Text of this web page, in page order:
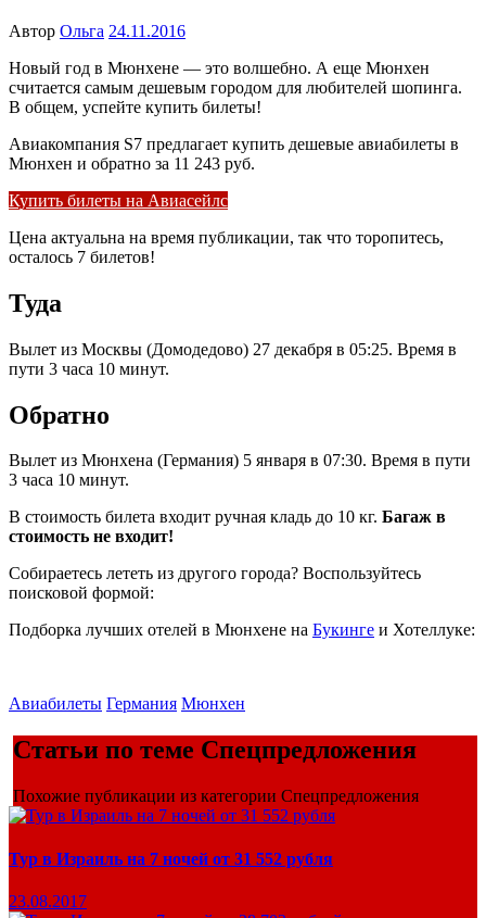
Автор Ольга 24.11.2016
Новый год в Мюнхене — это волшебно. А еще Мюнхен
считается самым дешевым городом для любителей шопинга.
В общем, успейте купить билеты!
Авиакомпания S7 предлагает купить дешевые авиабилеты в
Мюнхен и обратно за 11 243 руб.
Купить билеты на Авиасейлс
Цена актуальна на время публикации, так что торопитесь,
осталось 7 билетов!
Туда
Вылет из Москвы (Домодедово) 27 декабря в 05:25. Время в
пути 3 часа 10 минут.
Обратно
Вылет из Мюнхена (Германия) 5 января в 07:30. Время в пути
3 часа 10 минут.
В стоимость билета входит ручная кладь до 10 кг. Багаж в
стоимость не входит!
Собираетесь лететь из другого города? Воспользуйтесь
поисковой формой:
Подборка лучших отелей в Мюнхене на Букинге и Хотеллуке:
Авиабилеты Германия Мюнхен
Статьи по теме Спецпредложения
Похожие публикации из категории Спецпредложения
Тур в Израиль на 7 ночей от 31 552 рубля
23.08.2017